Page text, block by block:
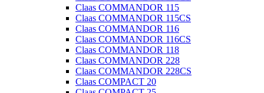
Claas COMMANDOR 115
Claas COMMANDOR 115CS
Claas COMMANDOR 116
Claas COMMANDOR 116CS
Claas COMMANDOR 118
Claas COMMANDOR 228
Claas COMMANDOR 228CS
Claas COMPACT 20